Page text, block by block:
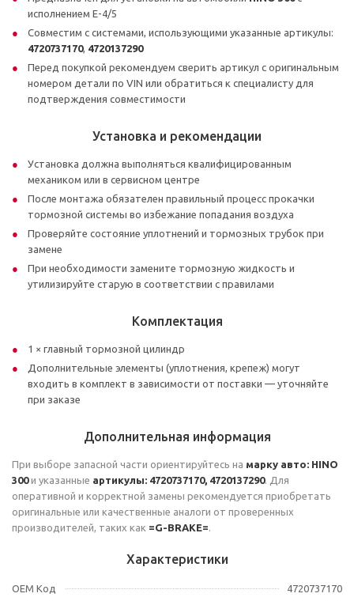
исполнением E-4/5
Совместим с системами, использующими указанные артикулы:
4720737170, 4720137290
Перед покупкой рекомендуем сверить артикул с оригинальным
номером детали по VIN или обратиться к специалисту для
подтверждения совместимости
Установка и рекомендации
Установка должна выполняться квалифицированным
механиком или в сервисном центре
После монтажа обязателен правильный процесс прокачки
тормозной системы во избежание попадания воздуха
Проверяйте состояние уплотнений и тормозных трубок при
замене
При необходимости замените тормозную жидкость и
утилизируйте старую в соответствии с правилами
Комплектация
1 × главный тормозной цилиндр
Дополнительные элементы (уплотнения, крепеж) могут
входить в комплект в зависимости от поставки — уточняйте
при заказе
Дополнительная информация
При выборе запасной части ориентируйтесь на марку авто: HINO
300и указанные артикулы: 4720737170, 4720137290. Для
оперативной и корректной замены рекомендуется приобретать
оригинальные или качественные аналоги от проверенных
производителей, таких как =G-BRAKE=.
Характеристики
OEM Код
4720737170